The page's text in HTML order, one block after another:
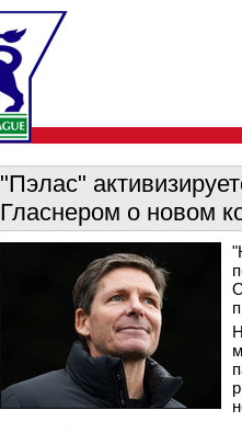
"Пэлас"
Гласнером о новом